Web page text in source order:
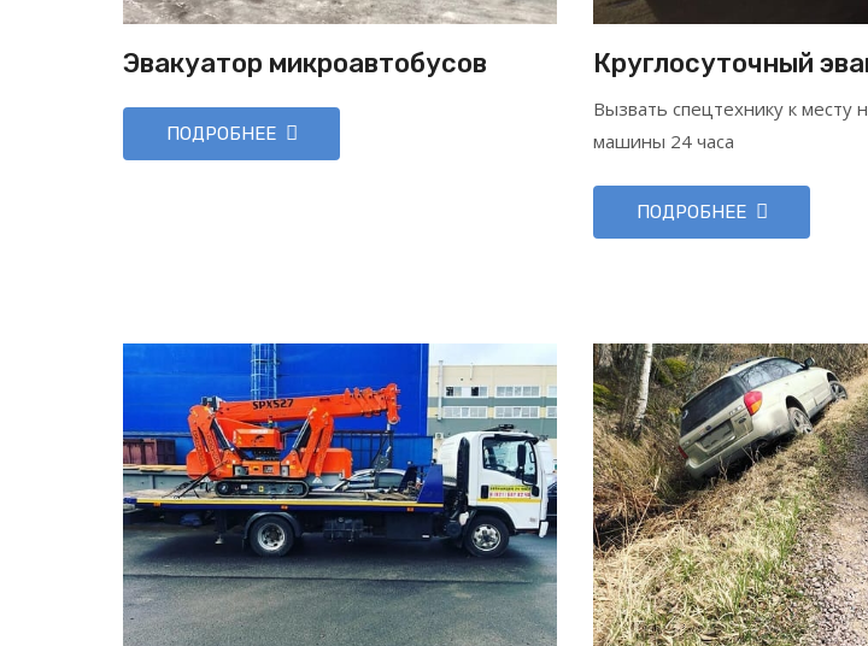
Эвакуатор микроавтобусов
ПОДРОБНЕЕ
Круглосуточный
Вызвать спецтехнику к месту
машины 24 часа
ПОДРОБНЕЕ